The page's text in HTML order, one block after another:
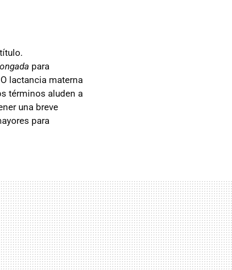
para
lactancia materna
términos aluden a
una breve
para